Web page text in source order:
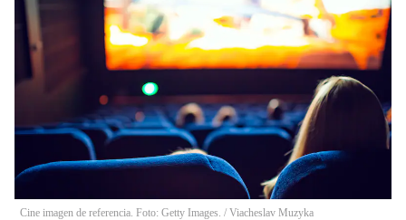
Cine imagen de referencia. Foto: Getty Images. / Viacheslav Muzyka